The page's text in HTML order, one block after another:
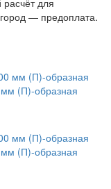
для
— предоплата.
(П)-образная
(П)-образная